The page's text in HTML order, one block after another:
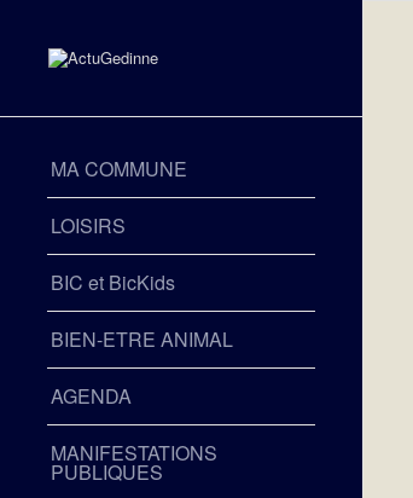
MA COMMUNE
LOISIRS
BIC et BicKids
BIEN-ETRE ANIMAL
AGENDA
MANIFESTATIONS
PUBLIQUES